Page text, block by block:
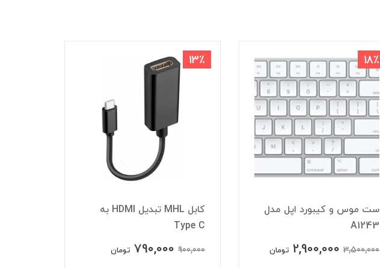
18٪
ست موس و کیبورد اپل مدل
A1243
3,500,000
2,900,000 تومان
13٪
کابل MHL تبدیل HDMI به
Type C
900,000
790,000 تومان